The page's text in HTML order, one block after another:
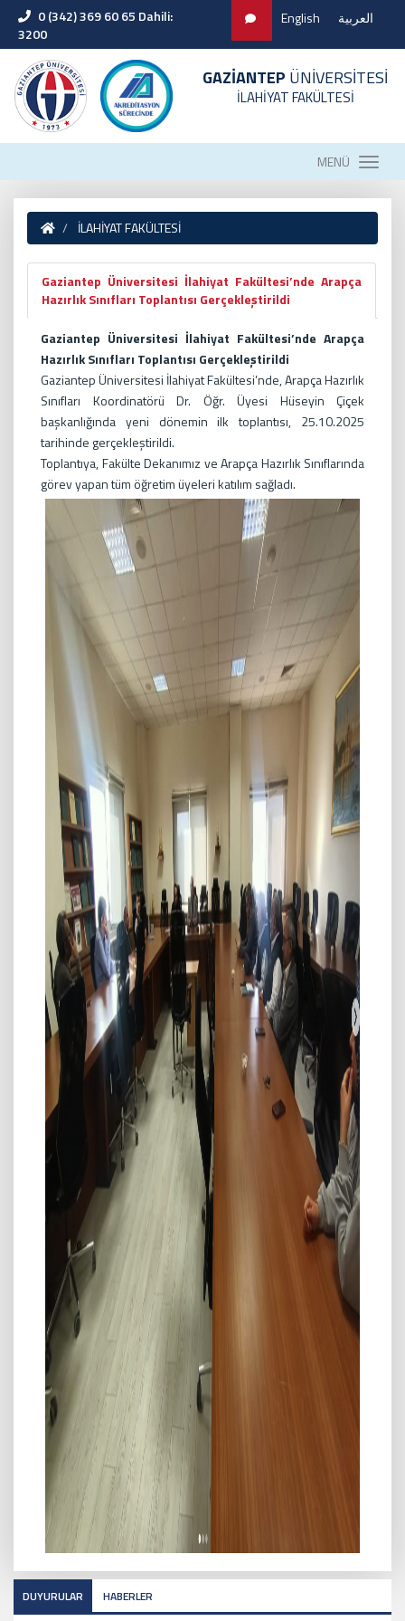
0 (342) 369 60 65 Dahili:
3200
English العربية
GAZİANTEP ÜNİVERSİTESİ
İLAHİYAT FAKÜLTESİ
MENÜ
İLAHİYAT FAKÜLTESİ
Gaziantep Üniversitesi İlahiyat Fakültesi’nde Arapça
Hazırlık Sınıfları Toplantısı Gerçekleştirildi
Gaziantep Üniversitesi İlahiyat Fakültesi’nde Arapça
Hazırlık Sınıfları Toplantısı Gerçekleştirildi
Gaziantep Üniversitesi İlahiyat Fakültesi’nde, Arapça Hazırlık
Sınıfları Koordinatörü Dr. Öğr. Üyesi Hüseyin Çiçek
başkanlığında yeni dönemin ilk toplantısı, 25.10.2025
tarihinde gerçekleştirildi.
Toplantıya, Fakülte Dekanımız ve Arapça Hazırlık Sınıflarında
görev yapan tüm öğretim üyeleri katılım sağladı.
DUYURULAR HABERLER